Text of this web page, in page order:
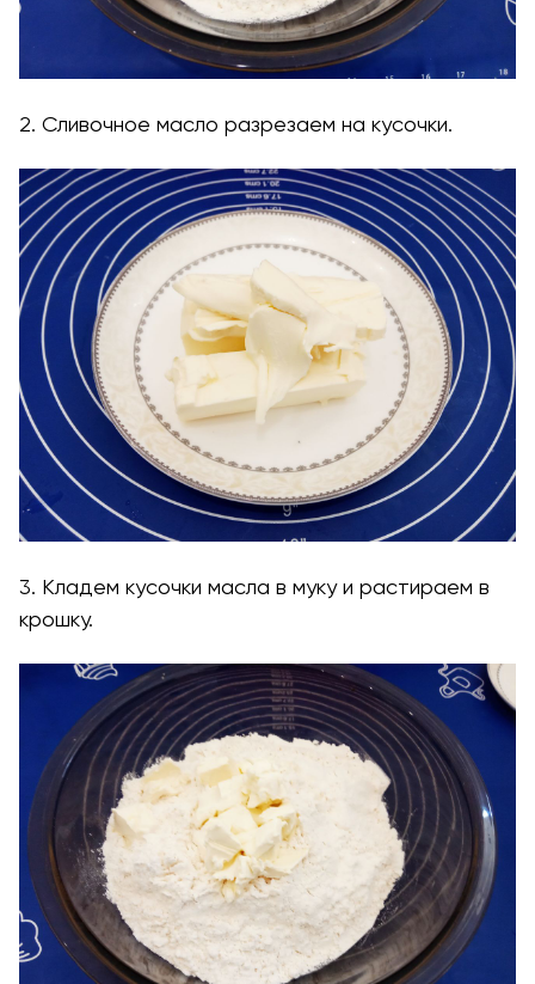
2. Сливочное масло разрезаем на кусочки.
3. Кладем кусочки масла в муку и растираем в
крошку.